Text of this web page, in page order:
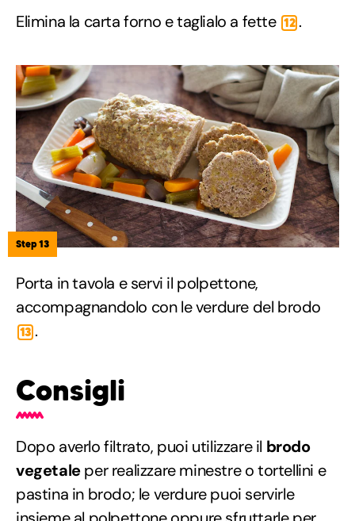
Elimina la carta forno e taglialo a fette 12 .
Step 13
Porta in tavola e servi il polpettone,
accompagnandolo con le verdure del brodo
13 .
Consigli
Dopo averlo filtrato, puoi utilizzare il brodo
vegetaleper realizzare minestre o tortellini e
pastina in brodo; le verdure puoi servirle